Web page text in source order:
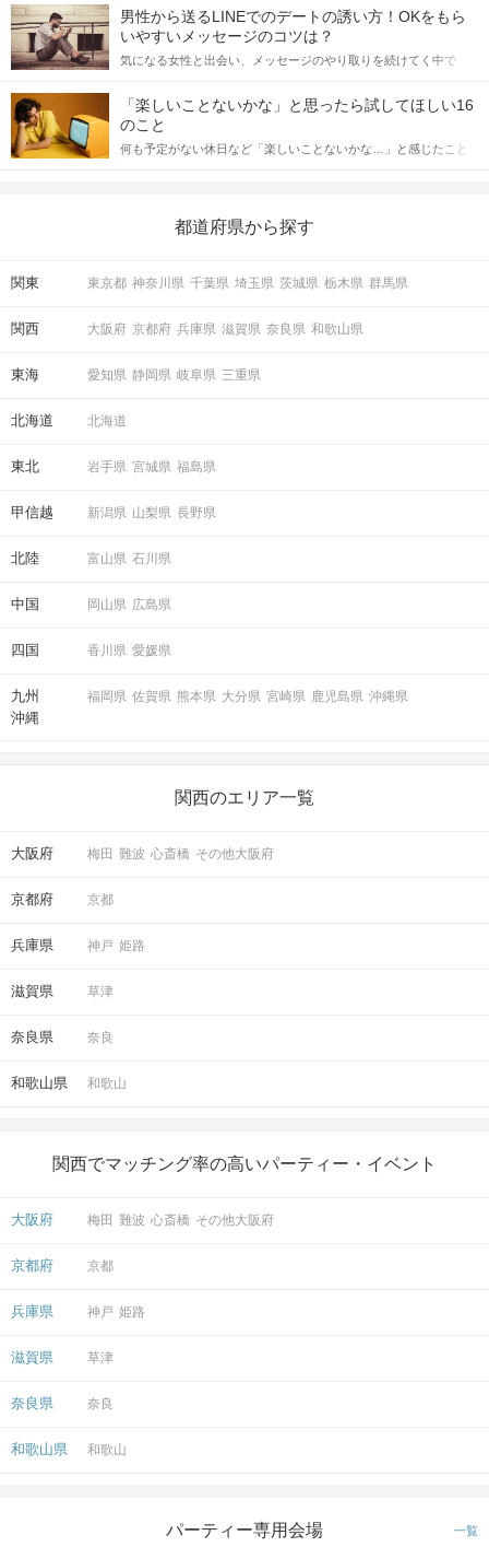
マッチング投票
スタッフがお席までご案内します！
京都駅から徒歩
15分前より受付開始。1時間半を予
てアプローチできるかにも左右されます。 これから恋人作りを本
格的に始めようとしている方は、女性が異性を求めて出すサイン
をしっかりと理解し、正しい行動に移せるかどうかが重要。 この
記事では、女性が話しかけて欲しい時に出すサインとその心理を
合にどのような行動に繋げるべきかをご紹介していきます。
男性から送るLINEでのデートの誘い方！OKをもら
いやすいメッセージのコツは？
気になる女性と出会い、メッセージのやり取りを続けてく中で
しかし、中には「どう誘ったらいいの？」とお困りの男性もいら
っしゃるのではないでしょうか。 そこで今回は、男性から女性へ
送るLINEでのデートの誘い方のコツをご紹介します。例文も混じ
えながら解説するので、ぜひ参考にしてください。
「楽しいことないかな」と思ったら試してほしい16
のこと
何も予定がない休日など「楽しいことないかな…」と感じたこと
の楽しいことアイデアを集めました♪ いままさに楽しいことを探し
都道府県から探す
関東 東京都 神奈川県 千葉県 埼玉県 茨城県 栃木県 群馬県
関西 大阪府 京都府 兵庫県 滋賀県 奈良県 和歌山県
東海 愛知県 静岡県 岐阜県 三重県
北海道 北海道
東北 岩手県 宮城県 福島県
甲信越 新潟県 山梨県 長野県
北陸 富山県 石川県
中国 岡山県 広島県
四国 香川県 愛媛県
九州
沖縄
福岡県 佐賀県 熊本県 大分県 宮崎県 鹿児島県 沖縄県
関西のエリア一覧
大阪府 梅田 難波 心斎橋 その他大阪府
京都府 京都
兵庫県 神戸 姫路
滋賀県 草津
奈良県 奈良
和歌山県 和歌山
関西でマッチング率の高いパーティー・イベント
大阪府 梅田 難波 心斎橋 その他大阪府
京都府 京都
兵庫県 神戸 姫路
滋賀県 草津
奈良県 奈良
和歌山県 和歌山
パーティー専用会場 一覧